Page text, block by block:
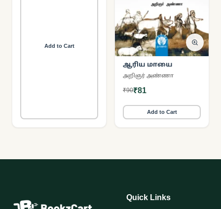
Add to Cart
ஆரிய மாயை
அறிஞர் அண்ணா
₹90₹81
Add to Cart
Quick Links